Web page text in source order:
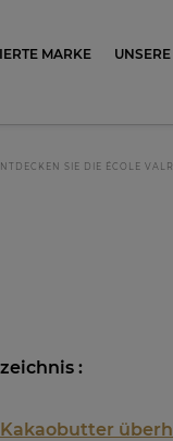
le meilleur
MARKE
SIE DIE ÉCOLE
: